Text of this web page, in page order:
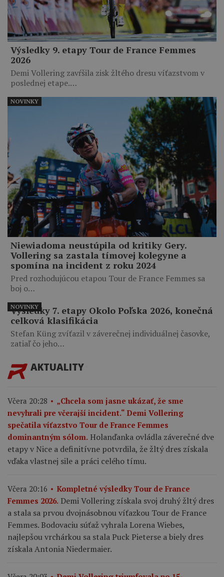
Výsledky 9. etapy Tour de France Femmes
2026
Demi Vollering zavŕšila zisk žltého dresu víťazstvom v
poslednej etape.…
Niewiadoma neustúpila od kritiky Gery.
Vollering sa zastala tímovej kolegyne a
spomína na incident z roku 2024
Pred rozhodujúcou etapou Tour de France Femmes sa
boj o…
NOVINKY
Výsledky 7. etapy Okolo Poľska 2026, konečná
celková klasifikácia
Stefan Küng zvíťazil v záverečnej individuálnej časovke,
zatiaľ čo jeho…
NOVINKY
AKTUALITY
Včera 20:28
„Chcela som jasne ukázať, že sme
nevyhrali pre včerajší incident.“ Demi Vollering
spečatila víťazstvo Tour de France Femmes
dominantným sólom. Holanďanka ovládla záverečné dve
etapy v Nice a definitívne potvrdila, že žltý dres získala
vďaka vlastnej sile a práci celého tímu.
Včera 20:16
Kompletné výsledky Tour de France
Femmes 2026. Demi Vollering získala svoj druhý žltý dres
a stala sa prvou dvojnásobnou víťazkou Tour de France
Femmes. Bodovaciu súťaž vyhrala Lorena Wiebes,
najlepšou vrchárkou sa stala Puck Pieterse a biely dres
získala Antonia Niedermaier.